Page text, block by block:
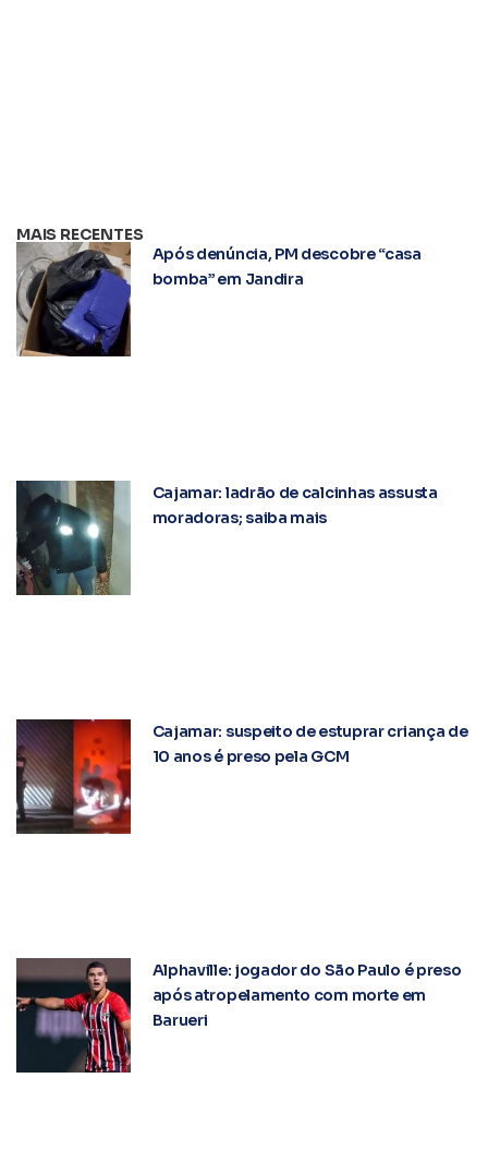
MAIS RECENTES
Após denúncia, PM descobre “casa
bomba” em Jandira
Cajamar: ladrão de calcinhas assusta
moradoras; saiba mais
Cajamar: suspeito de estuprar criança de
10 anos é preso pela GCM
Alphaville: jogador do São Paulo é preso
após atropelamento com morte em
Barueri